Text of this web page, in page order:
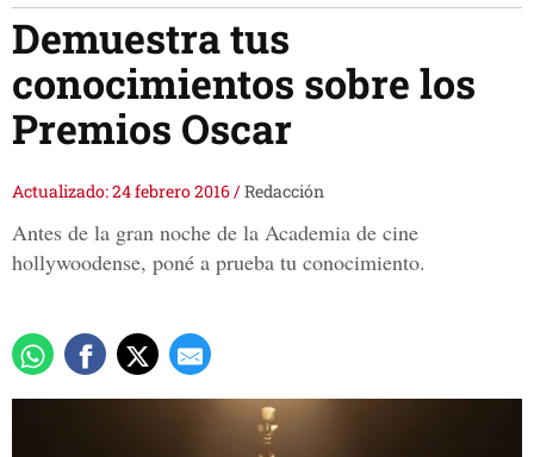
Demuestra tus
conocimientos sobre los
Premios Oscar
Actualizado: 24 febrero 2016/Redacción
Antes de la gran noche de la Academia de cine
hollywoodense, poné a prueba tu conocimiento.